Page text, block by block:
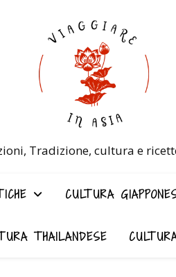
Tradizione, cultura e
CULTURA
THAILANDESE